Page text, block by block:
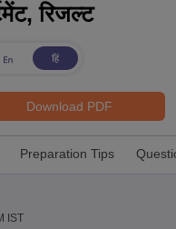
रिजल्ट
Download PDF
Preparation Tips
IST